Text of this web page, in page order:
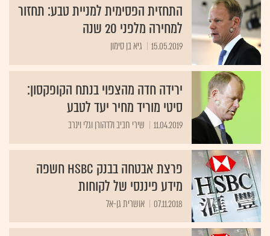
התחזית הפסימית למניית טבע: תחזור
למחירה מלפני 20 שנה
15.05.2019 גיא בן סימון
ירידה חדה מהצפוי בנתח הקופקסון:
סיטי מוריד מחיר יעד לטבע
11.04.2019 שירי חביב ולדהורן וגלי וינרב
פרצת אבטחה בבנק HSBC חשפה
מידע פיננסי של לקוחות
07.11.2018 אושרית גן-אל